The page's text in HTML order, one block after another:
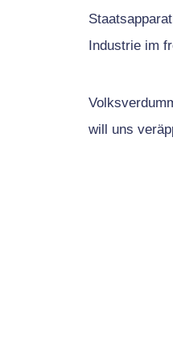
Industrie im
will uns